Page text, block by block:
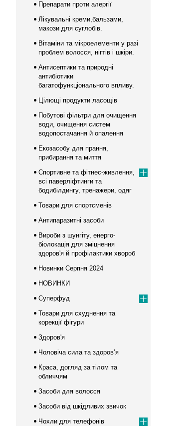
Препарати проти алергії
Лікувальні креми,бальзами,
макози для суглобів.
Вітаміни та мікроелементи у разі
проблем волосся, нігтів і шкіри.
Антисептики та природні
антибіотики
багатофункціонального впливу.
Цілющі продукти ласощів
Побутові фільтри для очищення
води, очищення систем
водопостачання й опалення
Екозасобу для прання,
прибирання та миття
Спортивне та фітнес-живлення,
всі паверліфтинги та
бодибілдингу, тренажери, одяг
Товари для спортсменів
Антипаразитні засоби
Вироби з шунгіту, енерго-
біолокація для зміцнення
здоров'я й профілактики хвороб
Новинки Серпня 2024
НОВИНКИ
Суперфуд
Товари для схуднення та
корекції фігури
Здоров'я
Чоловіча сила та здоров’я
Краса, догляд за тілом та
обличчям
Засоби для волосся
Засоби від шкідливих звичок
Чохли для телефонів